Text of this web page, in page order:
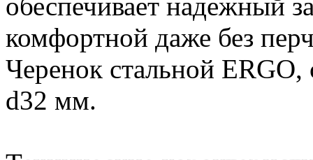
комфортной даже без
Черенок стальной
d32 мм.